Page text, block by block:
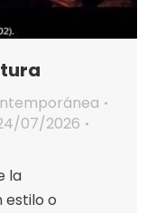
07/2026
la
estilo o